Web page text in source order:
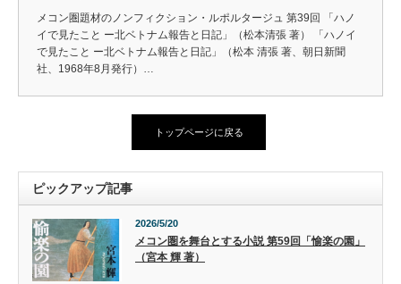
メコン圏題材のノンフィクション・ルポルタージュ 第39回 「ハノ
イで見たこと ー北ベトナム報告と日記」（松本清張 著） 「ハノイ
で見たこと ー北ベトナム報告と日記」（松本 清張 著、朝日新聞
社、1968年8月発行）…
トップページに戻る
ピックアップ記事
2026/5/20
メコン圏を舞台とする小説 第59回「愉楽の園」
（宮本 輝 著）